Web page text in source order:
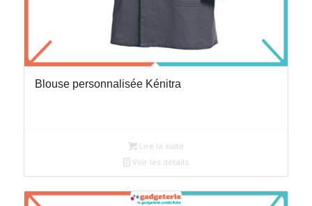
Blouse personnalisée Kénitra
Lire la suite
Voir les détails